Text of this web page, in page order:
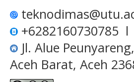
+6282160730785
Jl. Alue
Aceh Barat, Aceh